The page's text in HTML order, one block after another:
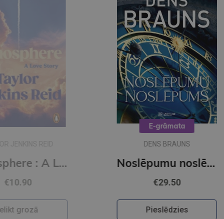
Atmosphere : A Love Story by the author of The Seven Husbands of Evelyn Hugo (s)
E-grāmata
Noslēpumu noslēpums (e-grāmata)